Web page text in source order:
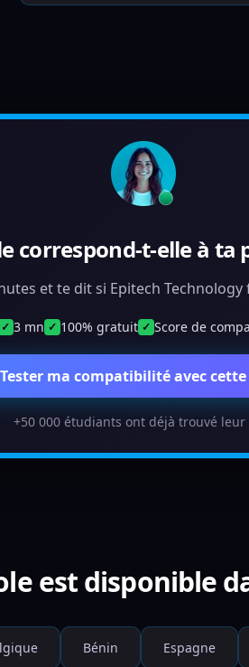
correspond-t-elle à ta
et te dit si Epitech
✓ 3 mn ✓ 100% gratuit ✓ Score de
Tester ma compatibilité avec cette
+50 000 étudiants ont déjà trouvé leur
est disponible
Bénin Espagne